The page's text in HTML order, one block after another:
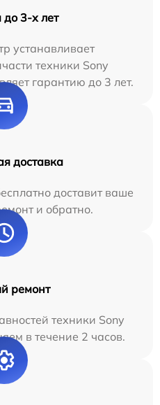
до 3-х лет
устанавливает
техники Sony
гарантию до 3 лет.
доставка
доставит ваше
и обратно.
ремонт
техники Sony
в течение 2 часов.